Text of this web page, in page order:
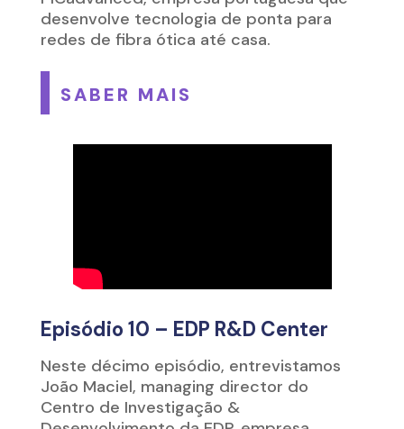
desenvolve tecnologia de ponta para
redes de fibra ótica até casa.
SABER MAIS
Episódio 10 – EDP R&D Center
Neste décimo episódio, entrevistamos
João Maciel, managing director do
Centro de Investigação &